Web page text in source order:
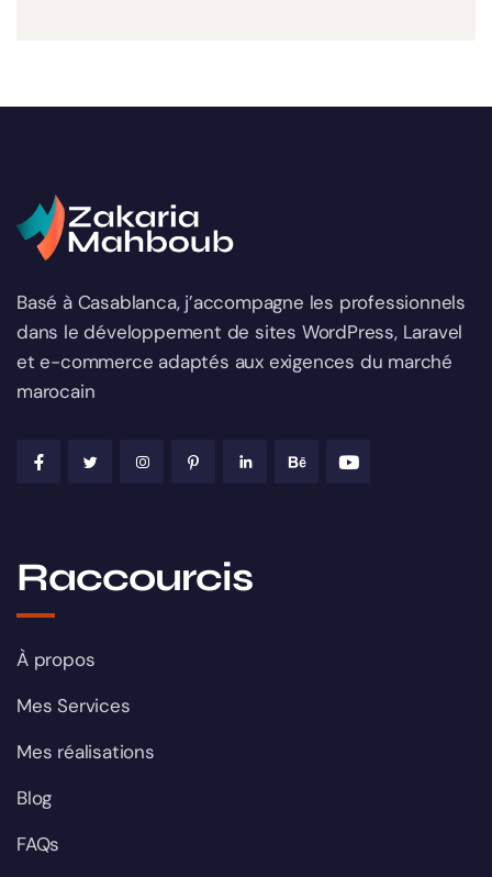
Basé à Casablanca, j’accompagne les professionnels
dans le développement de sites WordPress, Laravel
et e-commerce adaptés aux exigences du marché
marocain
Raccourcis
À propos
Mes Services
Mes réalisations
Blog
FAQs